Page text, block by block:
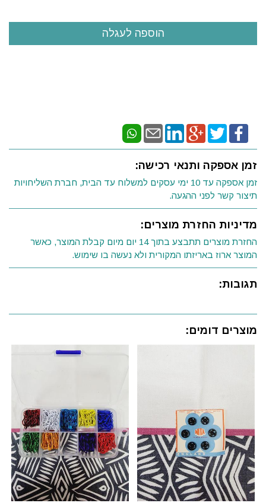
זמן אספקה ותנאי רכישה:
זמן אספקה עד 10 ימי עסקים למשלוח עד הבית, חברת השליחויות
תיצור קשר לפני ההגעה.
מדיניות החזרת מוצרים:
החזרת מוצרים תתבצע בתוך 14 יום מיום קבלת המוצר, כאשר
המוצר ארוז באריזתו המקורית ולא נעשה בו שימוש.
תגובות:
מוצרים דומים: